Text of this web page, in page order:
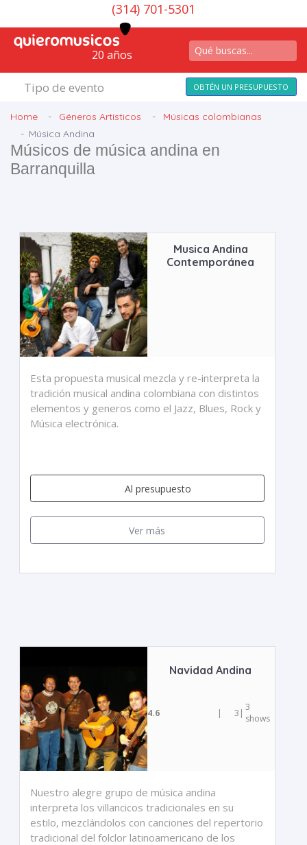
(314) 701-5301
20 años
Tipo de evento OBTÉN UN PRESUPUESTO
Home Géneros Artísticos
Músicas colombianas
Música Andina
Músicos de música andina en
Barranquilla
Musica Andina
Contemporánea
Esta propuesta musical mezcla y re-interpreta la
tradición musical andina colombiana con distintos
elementos y generos como el Jazz, Blues, Rock y
Música electrónica.
Al presupuesto
Ver más
Navidad Andina
4.6 | 3 | 3
shows
Nuestro alegre grupo de música andina
interpreta los villancicos tradicionales en su
estilo, mezclándolos con canciones del repertorio
tradicional del folclor latinoamericano de los